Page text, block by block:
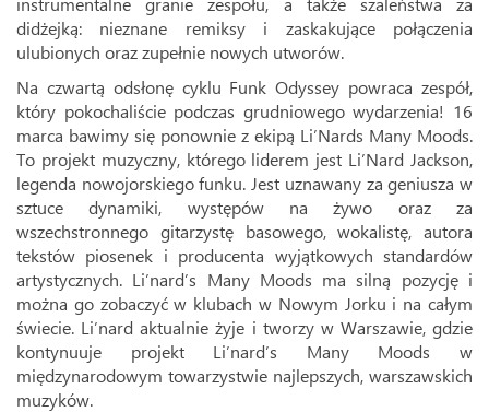
didżejką: nieznane remiksy i zaskakujące połączenia
ulubionych oraz zupełnie nowych utworów.
Na czwartą odsłonę cyklu Funk Odyssey powraca zespół,
który pokochaliście podczas grudniowego wydarzenia! 16
marca bawimy się ponownie z ekipą Li’Nards Many Moods.
To projekt muzyczny, którego liderem jest Li’Nard Jackson,
legenda nowojorskiego funku. Jest uznawany za geniusza w
sztuce dynamiki, występów na żywo oraz za
wszechstronnego gitarzystę basowego, wokalistę, autora
tekstów piosenek i producenta wyjątkowych standardów
artystycznych. Li’nard’s Many Moods ma silną pozycję i
można go zobaczyć w klubach w Nowym Jorku i na całym
świecie. Li’nard aktualnie żyje i tworzy w Warszawie, gdzie
kontynuuje projekt Li’nard’s Many Moods w
międzynarodowym towarzystwie najlepszych, warszawskich
muzyków.